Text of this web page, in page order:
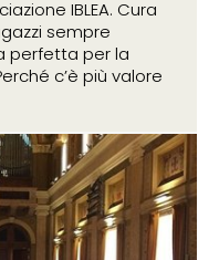
IBLEA. Cura
sempre
perfetta per la
c’è più valore